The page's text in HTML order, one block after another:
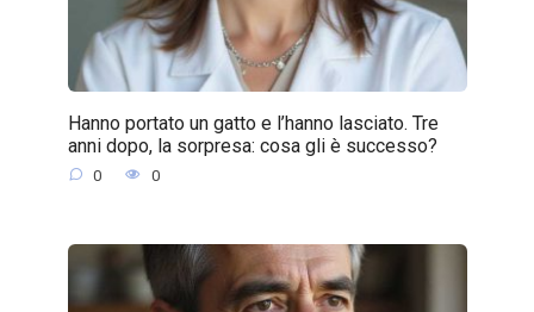
Hanno portato un gatto e l’hanno lasciato. Tre
anni dopo, la sorpresa: cosa gli è successo?
0 0